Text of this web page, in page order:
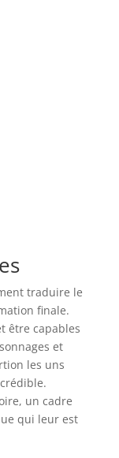
traduire le
finale.
être capables
et
les uns
un cadre
qui leur est